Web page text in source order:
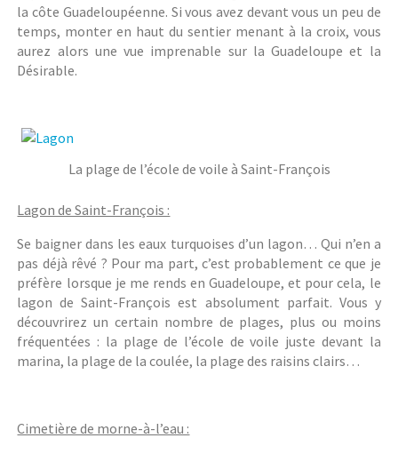
la côte Guadeloupéenne. Si vous avez devant vous un peu de
temps, monter en haut du sentier menant à la croix, vous
aurez alors une vue imprenable sur la Guadeloupe et la
Désirable.
La plage de l’école de voile à Saint-François
Lagon de Saint-François :
Se baigner dans les eaux turquoises d’un lagon… Qui n’en a
pas déjà rêvé ? Pour ma part, c’est probablement ce que je
préfère lorsque je me rends en Guadeloupe, et pour cela, le
lagon de Saint-François est absolument parfait. Vous y
découvrirez un certain nombre de plages, plus ou moins
fréquentées : la plage de l’école de voile juste devant la
marina, la plage de la coulée, la plage des raisins clairs…
Cimetière de morne-à-l’eau :